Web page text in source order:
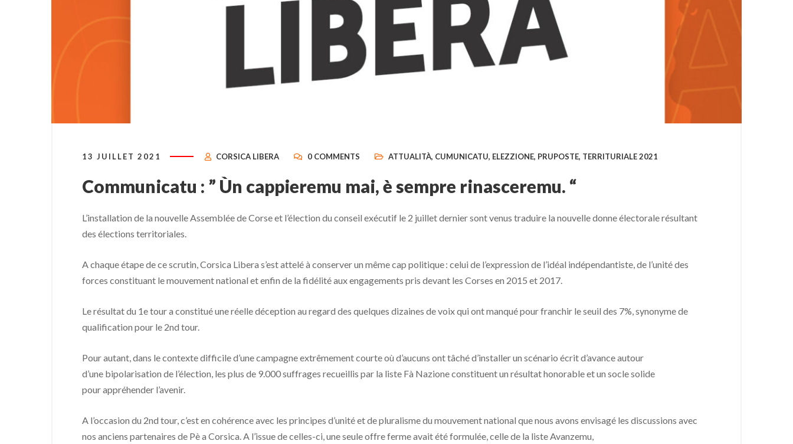
13 JUILLET 2021 CORSICA LIBERA 0 COMMENTS ATTUALITÀ, CUMUNICATU, ELEZZIONE, PRUPOSTE, TERRITURIALE 2021
Communicatu : ” Ùn cappieremu mai, è sempre rinasceremu. “
L’installation de la nouvelle Assemblée de Corse et l’élection du conseil exécutif le 2 juillet dernier sont venus traduire la nouvelle donne électorale résultant
des élections territoriales.
A chaque étape de ce scrutin, Corsica Libera s’est attelé à conserver un même cap politique : celui de l’expression de l’idéal indépendantiste, de l’unité des
forces constituant le mouvement national et enfin de la fidélité aux engagements pris devant les Corses en 2015 et 2017.
Le résultat du 1e tour a constitué une réelle déception au regard des quelques dizaines de voix qui ont manqué pour franchir le seuil des 7%, synonyme de
qualification pour le 2nd tour.
Pour autant, dans le contexte difficile d’une campagne extrêmement courte où d’aucuns ont tâché d’installer un scénario écrit d’avance autour
d’une bipolarisation de l’élection, les plus de 9.000 suffrages recueillis par la liste Fà Nazione constituent un résultat honorable et un socle solide
pour appréhender l’avenir.
A l’occasion du 2nd tour, c’est en cohérence avec les principes d’unité et de pluralisme du mouvement national que nous avons envisagé les discussions avec
nos anciens partenaires de Pè a Corsica. A l’issue de celles-ci, une seule offre ferme avait été formulée, celle de la liste Avanzemu,